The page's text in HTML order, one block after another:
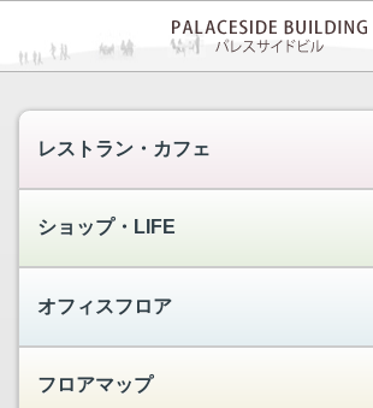
レストラン・カフェ
ショップ・LIFE
オフィスフロア
フロアマップ